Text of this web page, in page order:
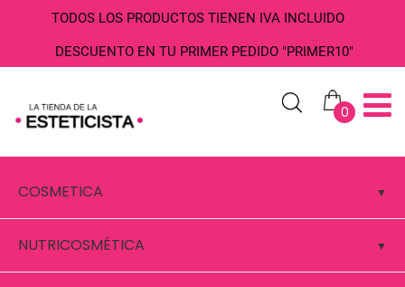
TODOS LOS PRODUCTOS TIENEN IVA INCLUIDO
DESCUENTO EN TU PRIMER PEDIDO "PRIMER10"
0
COSMETICA
NUTRICOSMÉTICA